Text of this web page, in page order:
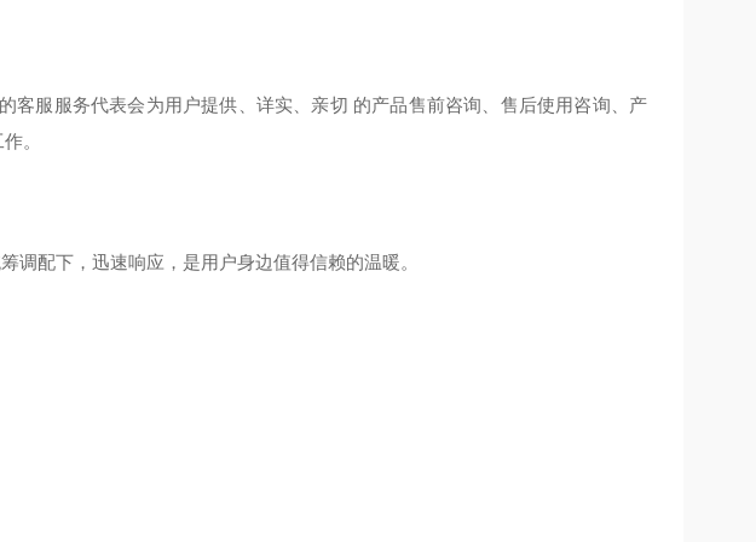
客服服务代表会为用户提供、详实、亲切 的产品售前咨询、售后使用咨询、产
。
调配下，迅速响应，是用户身边值得信赖的温暖。